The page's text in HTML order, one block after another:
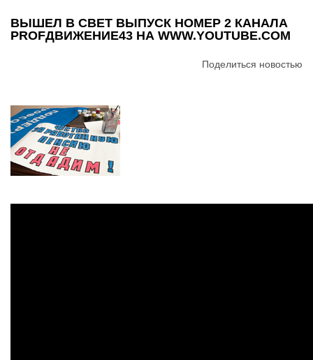
ВЫШЕЛ В СВЕТ ВЫПУСК НОМЕР 2 КАНАЛА
PROFДВИЖЕНИЕ43 НА WWW.YOUTUBE.COM
Поделиться новостью